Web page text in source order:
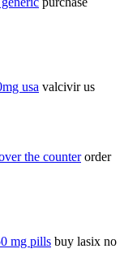
usa valcivir us
the counterorder
mg pills buy lasix no